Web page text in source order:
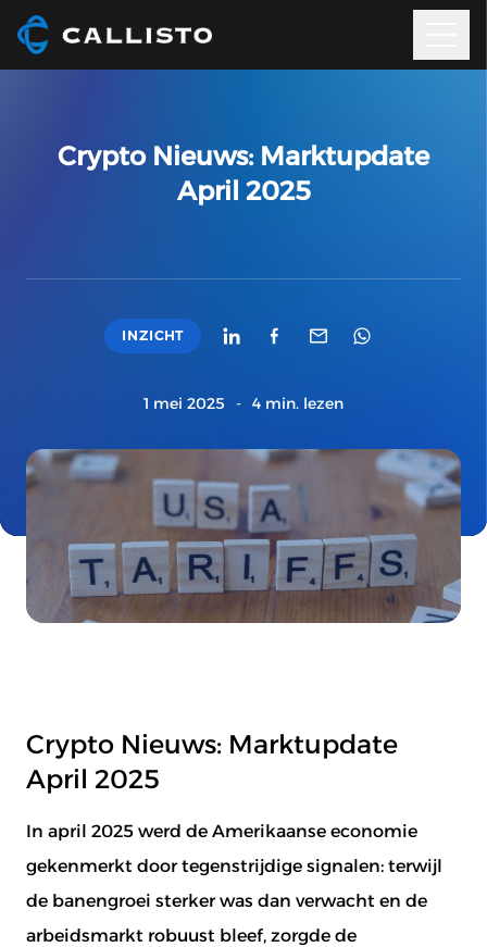
Crypto Nieuws: Marktupdate
April 2025
INZICHT
1 mei 2025 - 4 min. lezen
Crypto Nieuws: Marktupdate
April 2025
In april 2025 werd de Amerikaanse economie
gekenmerkt door tegenstrijdige signalen: terwijl
de banengroei sterker was dan verwacht en de
arbeidsmarkt robuust bleef, zorgde de